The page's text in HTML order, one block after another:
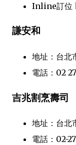
Inline訂位
謙安和
地址：台北
電話：02
吉兆割烹壽司
地址：台北
電話：02-